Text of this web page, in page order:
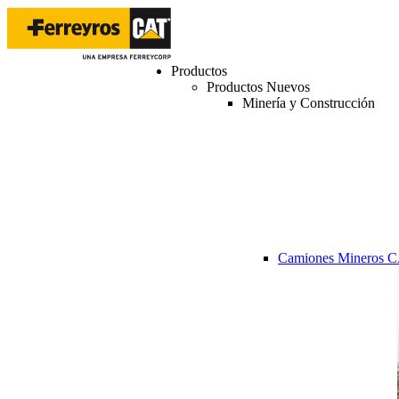
Productos
Productos Nuevos
Minería y Construcción
Camiones Mineros